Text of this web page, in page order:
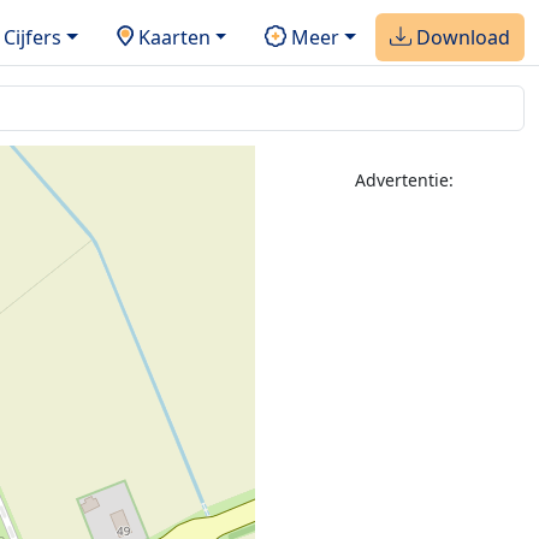
Cijfers Kaarten Meer Download
Advertentie: